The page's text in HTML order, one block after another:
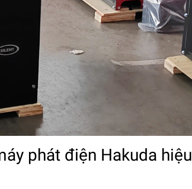
phát điện Hakuda hiệu